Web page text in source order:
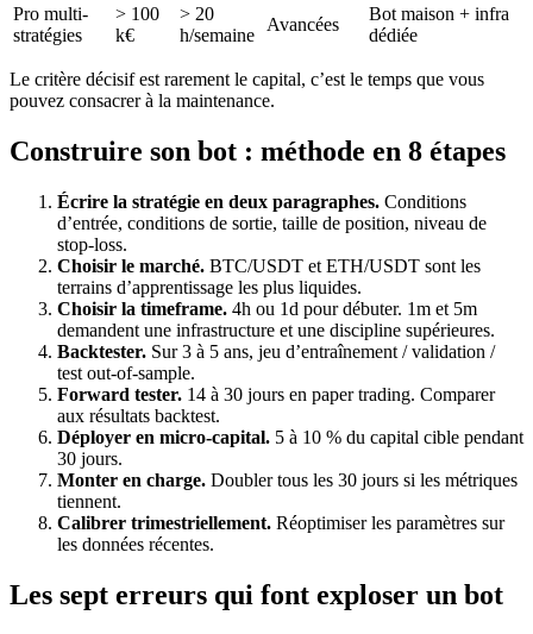
Pro multi-
stratégies
> 100
k€
> 20
h/semaine
Avancées
Bot maison + infra
dédiée
Le critère décisif est rarement le capital, c’est le temps que vous
pouvez consacrer à la maintenance.
Construire son bot : méthode en 8 étapes
Écrire la stratégie en deux paragraphes. Conditions
d’entrée, conditions de sortie, taille de position, niveau de
stop-loss.
Choisir le marché. BTC/USDT et ETH/USDT sont les
terrains d’apprentissage les plus liquides.
Choisir la timeframe. 4h ou 1d pour débuter. 1m et 5m
demandent une infrastructure et une discipline supérieures.
Backtester. Sur 3 à 5 ans, jeu d’entraînement / validation /
test out-of-sample.
Forward tester. 14 à 30 jours en paper trading. Comparer
aux résultats backtest.
Déployer en micro-capital. 5 à 10 % du capital cible pendant
30 jours.
Monter en charge. Doubler tous les 30 jours si les métriques
tiennent.
Calibrer trimestriellement. Réoptimiser les paramètres sur
les données récentes.
Les sept erreurs qui font exploser un bot